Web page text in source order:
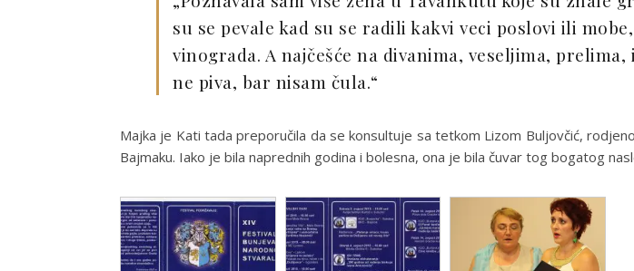
su se pevale kad su se radili kakvi veci poslovi ili
vinograda. A najčešće na divanima, veselјima,
ne piva, bar nisam čula.“
Majka je Kati tada preporučila da se konsultuje sa tetkom Lizom Buljovčić,
Bajmaku. Iako je bila naprednih godina i bolesna, ona je bila čuvar tog bogatog